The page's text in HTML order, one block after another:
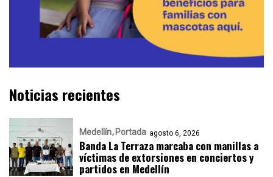
Noticias recientes
Medellín Portada agosto 6, 2026
Banda La Terraza marcaba con manillas a
víctimas de extorsiones en conciertos y
partidos en Medellín